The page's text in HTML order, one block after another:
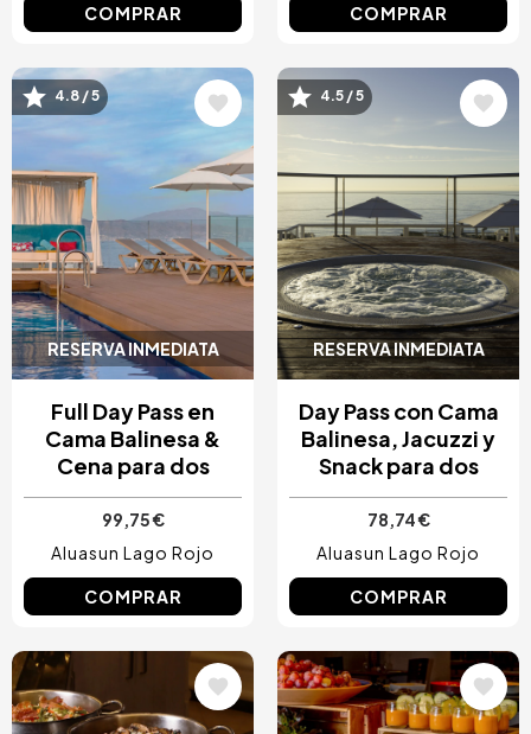
COMPRAR COMPRAR
RESERVA INMEDIATA
Image
4.8 / 5
Full Day Pass en
Cama Balinesa &
Cena para dos
99,75 €
Aluasun Lago Rojo
COMPRAR
RESERVA INMEDIATA
Image
4.5 / 5
Day Pass con Cama
Balinesa, Jacuzzi y
Snack para dos
78,74 €
Aluasun Lago Rojo
COMPRAR
Image Image